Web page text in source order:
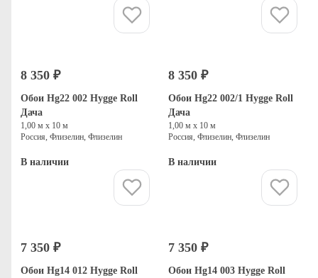
8 350 ₽
Обои Hg22 002 Hygge Roll
Дача
1,00 м х 10 м
Россия, Флизелин, Флизелин
В наличии
8 350 ₽
Обои Hg22 002/1 Hygge Roll
Дача
1,00 м х 10 м
Россия, Флизелин, Флизелин
В наличии
7 350 ₽
Обои Hg14 012 Hygge Roll
7 350 ₽
Обои Hg14 003 Hygge Roll